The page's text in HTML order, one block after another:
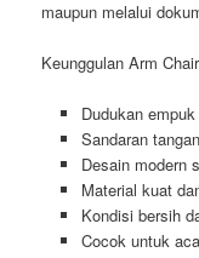
maupun melalui
Keunggulan Arm
Dudukan
Sandaran
Desain modern
Material kuat
Kondisi bersih
Cocok untuk